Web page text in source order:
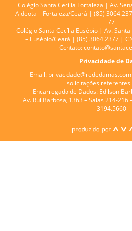
Colégio Santa Cecília Fortaleza | Av.
Aldeota – Fortaleza/Ceará | (85)
77
Colégio Santa Cecília Eusébio | Av. Santa
– Eusébio/Ceará | (85) 3064.2377 |
Contato:
Privacidade de
Email:
solicitações referentes
Encarregado de Dados: Edilson
Av. Rui Barbosa, 1363 – Salas 214-216
3194.5660